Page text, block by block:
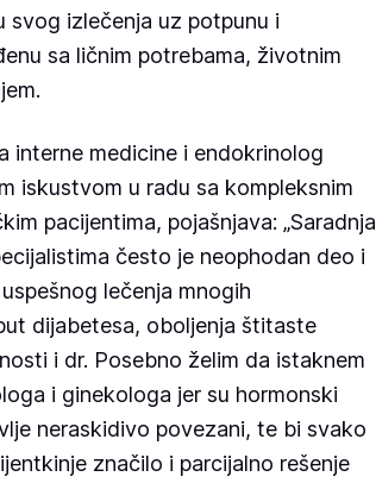
svog izlečenja uz potpunu i
sa ličnim potrebama, životnim
interne medicine i endokrinolog
iskustvom u radu sa kompleksnim
pacijentima, pojašnjava: „Saradnja
često je neophodan deo i
lečenja mnogih
dijabetesa, oboljenja štitaste
i dr. Posebno želim da istaknem
i ginekologa jer su hormonski
neraskidivo povezani, te bi svako
značilo i parcijalno rešenje